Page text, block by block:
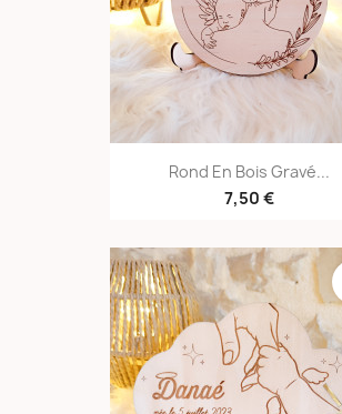
Rond En Bois Gravé...
7,50 €